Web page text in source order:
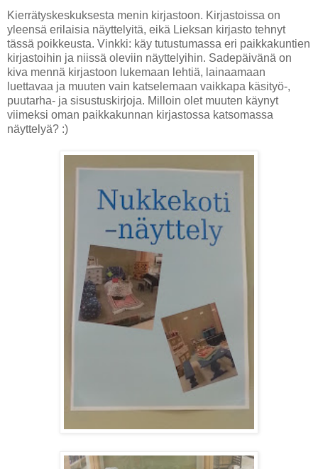
Kierrätyskeskuksesta menin kirjastoon. Kirjastoissa on
yleensä erilaisia näyttelyitä, eikä Lieksan kirjasto tehnyt
tässä poikkeusta. Vinkki: käy tutustumassa eri paikkakuntien
kirjastoihin ja niissä oleviin näyttelyihin. Sadepäivänä on
kiva mennä kirjastoon lukemaan lehtiä, lainaamaan
luettavaa ja muuten vain katselemaan vaikkapa käsityö-,
puutarha- ja sisustuskirjoja. Milloin olet muuten käynyt
viimeksi oman paikkakunnan kirjastossa katsomassa
näyttelyä? :)